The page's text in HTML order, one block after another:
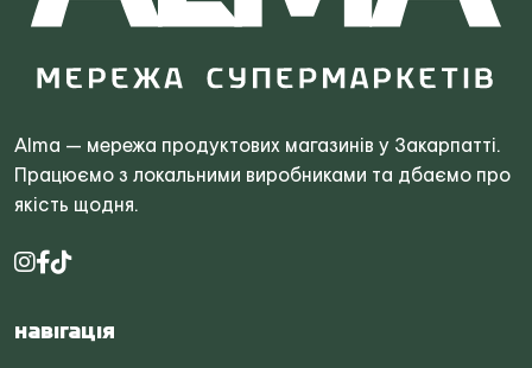
Alma — мережа продуктових магазинів у Закарпатті.
Працюємо з локальними виробниками та дбаємо про
якість щодня.
Навігація